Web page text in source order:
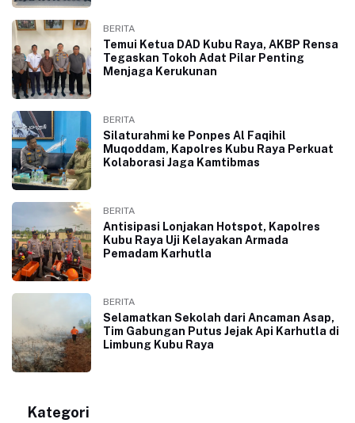
BERITA
Temui Ketua DAD Kubu Raya, AKBP Rensa
Tegaskan Tokoh Adat Pilar Penting
Menjaga Kerukunan
BERITA
Silaturahmi ke Ponpes Al Faqihil
Muqoddam, Kapolres Kubu Raya Perkuat
Kolaborasi Jaga Kamtibmas
BERITA
Antisipasi Lonjakan Hotspot, Kapolres
Kubu Raya Uji Kelayakan Armada
Pemadam Karhutla
BERITA
Selamatkan Sekolah dari Ancaman Asap,
Tim Gabungan Putus Jejak Api Karhutla di
Limbung Kubu Raya
Kategori